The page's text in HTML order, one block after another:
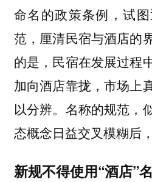
命名的政策条例，试
范，厘清民宿与酒店的
的是，民宿在发展过程
加向酒店靠拢，市场上
以分辨。名称的规范，
态概念日益交叉模糊
新规不得使用“酒店”名